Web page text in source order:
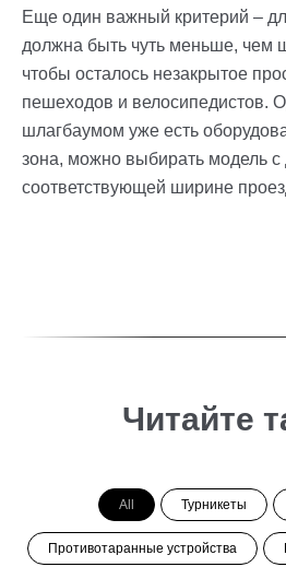
Еще один важный критерий –
должна быть чуть меньше, чем
чтобы осталось незакрытое
пешеходов и велосипедистов.
шлагбаумом уже есть
зона, можно выбирать модель с
соответствующей ширине
Читайте
All Турникеты
Противотаранные устройства